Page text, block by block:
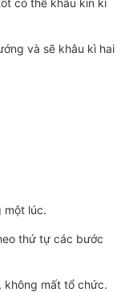
có thể khâu kín kì
và sẽ khâu kì hai
một lúc.
thứ tự các bước
không mất tổ chức.